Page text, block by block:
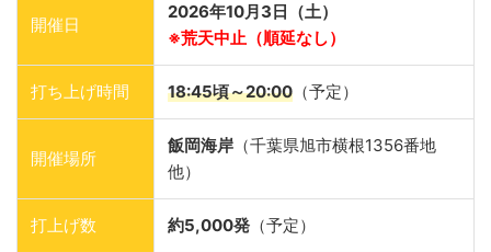
開催日
2026年10月3日（土）
※荒天中止（順延なし）
打ち上げ時間 18:45頃～20:00 （予定）
開催場所
飯岡海岸 （千葉県旭市横根1356番地
他）
打上げ数 約5,000発 （予定）